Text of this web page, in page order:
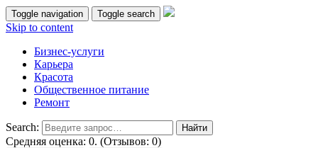
Toggle navigation Toggle search
Skip to content
Бизнес-услуги
Карьера
Красота
Общественное питание
Ремонт
Search:
Средняя оценка: 0. (Отзывов: 0)